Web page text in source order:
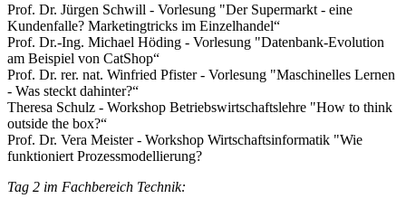
Prof. Dr. Jürgen Schwill - Vorlesung "Der Supermarkt - eine
Kundenfalle? Marketingtricks im Einzelhandel“
Prof. Dr.-Ing. Michael Höding - Vorlesung "Datenbank-Evolution
am Beispiel von CatShop“
Prof. Dr. rer. nat. Winfried Pfister - Vorlesung "Maschinelles Lernen
- Was steckt dahinter?“
Theresa Schulz - Workshop Betriebswirtschaftslehre "How to think
outside the box?“
Prof. Dr. Vera Meister - Workshop Wirtschaftsinformatik "Wie
funktioniert Prozessmodellierung?
Tag 2 im Fachbereich Technik: